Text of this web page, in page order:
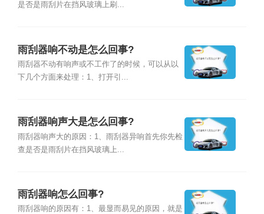
是否是雨刮片在挡风玻璃上刷...
雨刮器响不动是怎么回事?
雨刮器不动有响声或不工作了的时候，可以从以
下几个方面来处理：1、打开引...
雨刮器响声大是怎么回事?
雨刮器响声大的原因：1、雨刮器异响首先你先检
查是否是雨刮片在挡风玻璃上...
雨刮器响怎么回事?
雨刮器响的原因有：1、最显而易见的原因，就是